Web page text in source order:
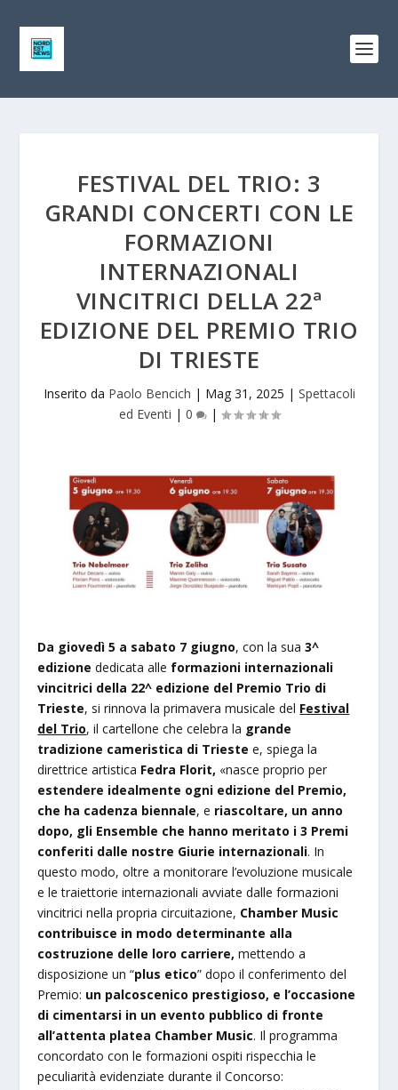
FESTIVAL DEL TRIO: 3
GRANDI CONCERTI CON LE
FORMAZIONI
INTERNAZIONALI
VINCITRICI DELLA 22ª
EDIZIONE DEL PREMIO TRIO
DI TRIESTE
Inserito da Paolo Bencich | Mag 31, 2025 | Spettacoli
ed Eventi | 0 |
Da giovedì 5 a sabato 7 giugno, con la sua3^
edizione dedicata alle formazioni internazionali
vincitrici della 22^ edizione del Premio Trio di
Trieste, si rinnova la primavera musicale del Festival
del Trio, il cartellone che celebra la grande
tradizione cameristica di Trieste e, spiega la
direttrice artistica Fedra Florit, «nasce proprio per
estendere idealmente ogni edizione del Premio,
che ha cadenza biennale, e riascoltare, un anno
dopo, gli Ensemble che hanno meritato i 3 Premi
conferiti dalle nostre Giurie internazionali. In
questo modo, oltre a monitorare l’evoluzione musicale
e le traiettorie internazionali avviate dalle formazioni
vincitrici nella propria circuitazione, Chamber Music
contribuisce in modo determinante alla
costruzione delle loro carriere, mettendo a
disposizione un “plus etico” dopo il conferimento del
Premio: un palcoscenico prestigioso, e l’occasione
di cimentarsi in un evento pubblico di fronte
all’attenta platea Chamber Music. Il programma
concordato con le formazioni ospiti rispecchia le
peculiarità evidenziate durante il Concorso: